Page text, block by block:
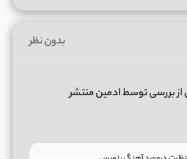
بدون نظر
بررسی توسط ادمین منتشر